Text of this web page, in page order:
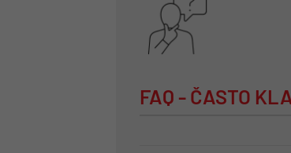
FAQ - ČASTO